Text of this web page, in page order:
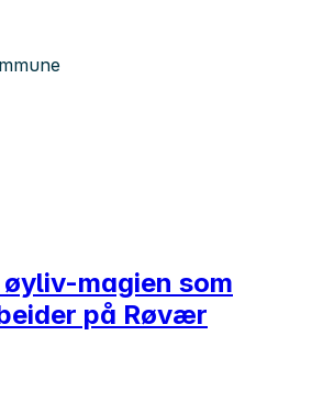
magien som
på Røvær